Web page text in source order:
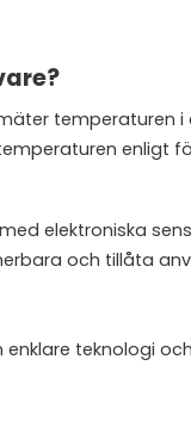
temperaturen
enligt
elektroniska
och tillåta
teknologi